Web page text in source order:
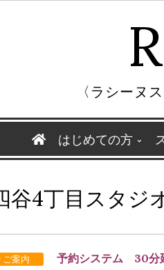
〈ラシーヌ
はじめての方
谷4丁目スタ
ご案内 予約システム 30分